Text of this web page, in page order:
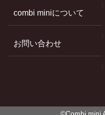
combi miniについて
お問い合わせ
©Combi mini